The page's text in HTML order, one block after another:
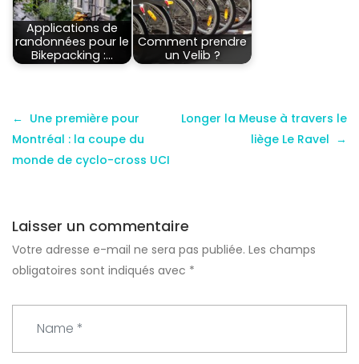
Applications de
randonnées pour le
Bikepacking :…
Comment prendre
un Velib ?
Une première pour
Montréal : la coupe du
monde de cyclo-cross UCI
Longer la Meuse à travers le
liège Le Ravel
Laisser un commentaire
Votre adresse e-mail ne sera pas publiée. Les champs
obligatoires sont indiqués avec *
m